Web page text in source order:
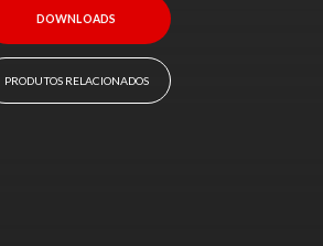
DOWNLOADS
PRODUTOS RELACIONADOS